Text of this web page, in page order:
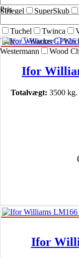
Striegel
SuperSkub
Tuchel
Twinca
Volvo
Wacker
Westermann
Wood
Pris
Ifor
Totalvægt: 3500 kg.
(
Ifor